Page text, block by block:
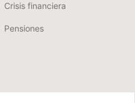
Crisis financiera
Pensiones